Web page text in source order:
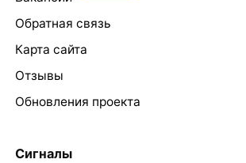
Обратная связь
Карта сайта
Отзывы
Обновления проекта
Сигналы